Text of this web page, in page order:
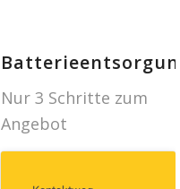
Batterieentsorgung
Nur 3 Schritte zum
Angebot